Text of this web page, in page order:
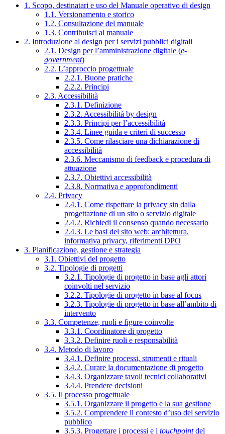
1. Scopo, destinatari e uso del Manuale operativo di design
1.1. Versionamento e storico
1.2. Consultazione del manuale
1.3. Contribuisci al manuale
2. Introduzione al design per i servizi pubblici digitali
2.1. Design per l’amministrazione digitale (e-
government)
2.2. L’approccio progettuale
2.2.1. Buone pratiche
2.2.2. Principi
2.3. Accessibilità
2.3.1. Definizione
2.3.2. Accessibilità by design
2.3.3. Principi per l’accessibilità
2.3.4. Linee guida e criteri di successo
2.3.5. Come rilasciare una dichiarazione di
accessibilità
2.3.6. Meccanismo di feedback e procedura di
attuazione
2.3.7. Obiettivi accessibilità
2.3.8. Normativa e approfondimenti
2.4. Privacy
2.4.1. Come rispettare la privacy sin dalla
progettazione di un sito o servizio digitale
2.4.2. Richiedi il consenso quando necessario
2.4.3. Le basi del sito web: architettura,
informativa privacy, riferimenti DPO
3. Pianificazione, gestione e strategia
3.1. Obiettivi del progetto
3.2. Tipologie di progetti
3.2.1. Tipologie di progetto in base agli attori
coinvolti nel servizio
3.2.2. Tipologie di progetto in base al focus
3.2.3. Tipologie di progetto in base all’ambito di
intervento
3.3. Competenze, ruoli e figure coinvolte
3.3.1. Coordinatore di progetto
3.3.2. Definire ruoli e responsabilità
3.4. Metodo di lavoro
3.4.1. Definire processi, strumenti e rituali
3.4.2. Curare la documentazione di progetto
3.4.3. Organizzare tavoli tecnici collaborativi
3.4.4. Prendere decisioni
3.5. Il processo progettuale
3.5.1. Organizzare il progetto e la sua gestione
3.5.2. Comprendere il contesto d’uso del servizio
pubblico
3.5.3. Progettare i processi e i touchpointdel